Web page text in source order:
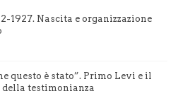
1927. Nascita e organizzazione
questo è stato”. Primo Levi e il
della testimonianza